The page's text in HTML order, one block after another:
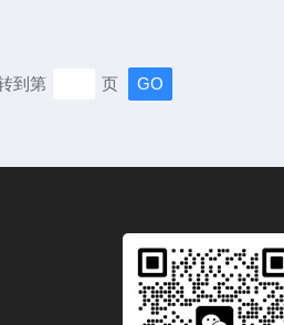
到第 页